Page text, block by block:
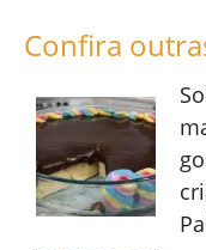
Confira